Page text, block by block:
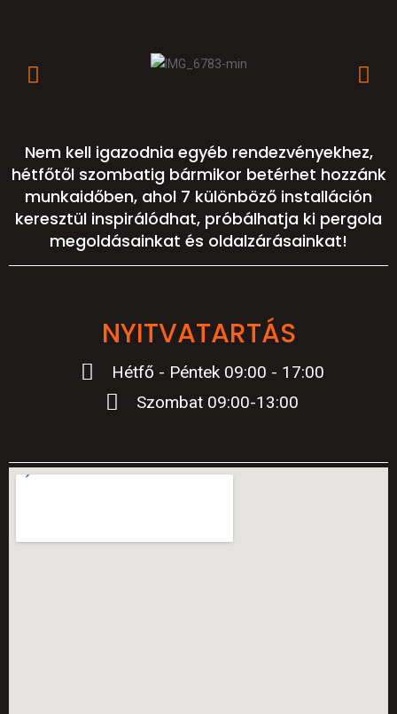
Nem kell igazodnia egyéb rendezvényekhez,
hétfőtől szombatig bármikor betérhet hozzánk
munkaidőben, ahol 7 különböző installáción
keresztül inspirálódhat, próbálhatja ki pergola
megoldásainkat és oldalzárásainkat!
NYITVATARTÁS
Hétfő - Péntek 09:00 - 17:00
Szombat 09:00-13:00